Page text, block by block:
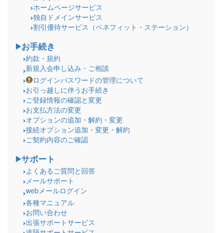
ホームページサービス
独自ドメインサービス
割引優待サービス（ベネフィット・ステーション）
お手続き
約款・規約
新規入会申し込み・ご相談
ログインパスワードの管理について
お引っ越しに伴うお手続き
ご登録情報の確認と変更
お支払方法の変更
オプションの追加・解約・変更
接続オプション追加・変更・解約
ご契約内容のご確認
サポート
よくあるご質問と回答
メールサポート
webメールログイン
各種マニュアル
お問い合わせ
出張サポートサービス